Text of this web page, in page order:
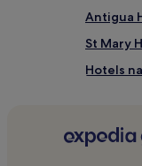
sich
ändern.
Es
können
Antigua
St Mary
Hotels
Glan